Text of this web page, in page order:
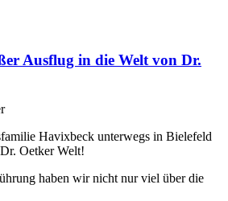
Ausflug in die Welt von Dr.
Havixbeck unterwegs in Bielefeld
Oetker Welt!
haben wir nicht nur viel über die